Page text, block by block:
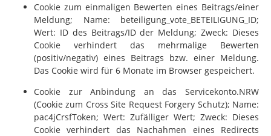
Cookie zum einmaligen Bewerten eines Beitrags/einer
Meldung; Name: beteiligung_vote_BETEILIGUNG_ID;
Wert: ID des Beitrags/ID der Meldung; Zweck: Dieses
Cookie verhindert das mehrmalige Bewerten
(positiv/negativ) eines Beitrags bzw. einer Meldung.
Das Cookie wird für 6 Monate im Browser gespeichert.
Cookie zur Anbindung an das Servicekonto.NRW
(Cookie zum Cross Site Request Forgery Schutz); Name:
pac4jCrsfToken; Wert: Zufälliger Wert; Zweck: Dieses
Cookie verhindert das Nachahmen eines Redirects